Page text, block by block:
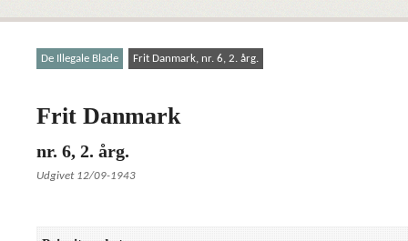
De Illegale Blade Frit Danmark, nr. 6, 2. årg.
Frit Danmark
nr. 6, 2. årg.
Udgivet 12/09-1943